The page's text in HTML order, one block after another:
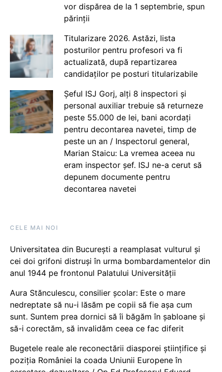
vor dispărea de la 1 septembrie, spun
părinții
Titularizare 2026. Astăzi, lista
posturilor pentru profesori va fi
actualizată, după repartizarea
candidaților pe posturi titularizabile
Șeful ISJ Gorj, alți 8 inspectori și
personal auxiliar trebuie să returneze
peste 55.000 de lei, bani acordați
pentru decontarea navetei, timp de
peste un an / Inspectorul general,
Marian Staicu: La vremea aceea nu
eram inspector șef. ISJ ne-a cerut să
depunem documente pentru
decontarea navetei
CELE MAI NOI
Universitatea din București a reamplasat vulturul și
cei doi grifoni distruși în urma bombardamentelor din
anul 1944 pe frontonul Palatului Universității
Aura Stănculescu, consilier școlar: Este o mare
nedreptate să nu-i lăsăm pe copii să fie așa cum
sunt. Suntem prea dornici să îi băgăm în șabloane și
să-i corectăm, să invalidăm ceea ce fac diferit
Bugetele reale ale reconectării diasporei științifice și
poziția României la coada Uniunii Europene în